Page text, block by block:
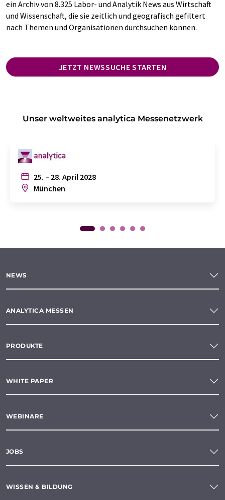
ein Archiv von 8.325 Labor- und Analytik News aus Wirtschaft
und Wissenschaft, die sie zeitlich und geografisch gefiltert
nach Themen und Organisationen durchsuchen können.
JETZT NEWSSUCHE STARTEN
Unser weltweites analytica Messenetzwerk
25. – 28. April 2028
München
NEWS
ANALYTICA MESSEN
PRODUKTE
WHITE PAPER
WEBINARE
JOBS
WISSEN & BILDUNG